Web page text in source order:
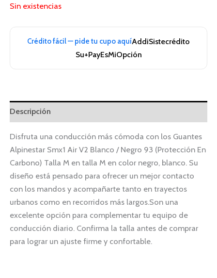
Sin existencias
Crédito fácil — pide tu cupo aquíAddiSistecrédito
Su+PayEsMiOpción
Descripción
Disfruta una conducción más cómoda con los Guantes
Alpinestar Smx1 Air V2 Blanco / Negro 93 (Protección En
Carbono) Talla M en talla M en color negro, blanco. Su
diseño está pensado para ofrecer un mejor contacto
con los mandos y acompañarte tanto en trayectos
urbanos como en recorridos más largos.Son una
excelente opción para complementar tu equipo de
conducción diario. Confirma la talla antes de comprar
para lograr un ajuste firme y confortable.